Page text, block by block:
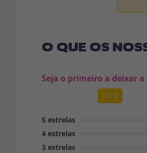
O QUE OS
Seja o primeiro a deixar
0 / 5
5 estrelas
4 estrelas
3 estrelas